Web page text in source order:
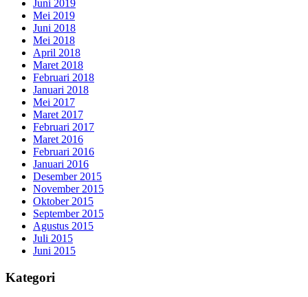
Juni 2019
Mei 2019
Juni 2018
Mei 2018
April 2018
Maret 2018
Februari 2018
Januari 2018
Mei 2017
Maret 2017
Februari 2017
Maret 2016
Februari 2016
Januari 2016
Desember 2015
November 2015
Oktober 2015
September 2015
Agustus 2015
Juli 2015
Juni 2015
Kategori